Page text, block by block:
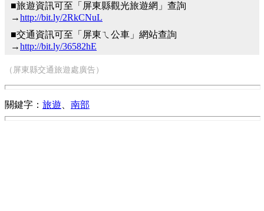
■旅遊資訊可至「屏東縣觀光旅遊網」查詢
→http://bit.ly/2RkCNuL
■交通資訊可至「屏東ㄟ公車」網站查詢
→http://bit.ly/36582hE
（屏東縣交通旅遊處廣告）
關鍵字： 旅遊 南部